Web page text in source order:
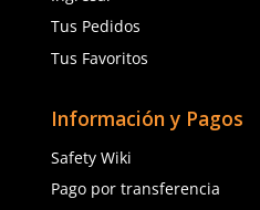
protección adecuada. ¡Es
¿Por qué
nitrilo son
para